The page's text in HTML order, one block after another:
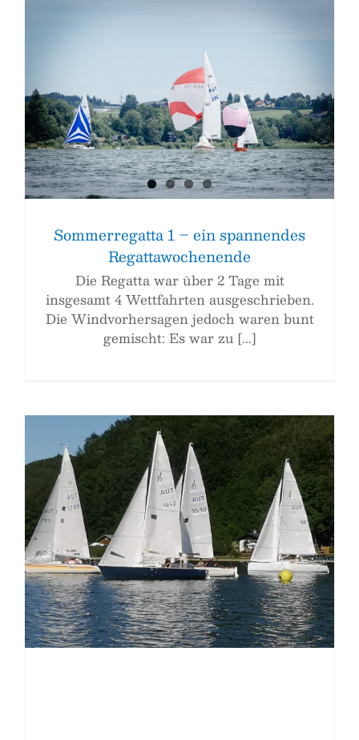
Sommerregatta 1 – ein spannendes
Regattawochenende
Die Regatta war über 2 Tage mit
insgesamt 4 Wettfahrten ausgeschrieben.
Die Windvorhersagen jedoch waren bunt
gemischt: Es war zu [...]